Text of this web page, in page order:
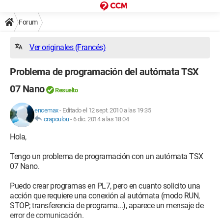
Forum
Ver originales (Francés)
Problema de programación del autómata TSX
07 Nano
Resuelto
encemax- Editado el 12 sept. 2010 a las 19:35
crapoulou- 6 dic. 2014 a las 18:04
Hola,
Tengo un problema de programación con un autómata TSX
07 Nano.
Puedo crear programas en PL7, pero en cuanto solicito una
acción que requiere una conexión al autómata (modo RUN,
STOP; transferencia de programa...), aparece un mensaje de
error de comunicación.